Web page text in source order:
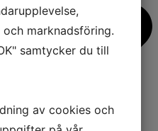
marknadsföring.
samtycker du till
av cookies och